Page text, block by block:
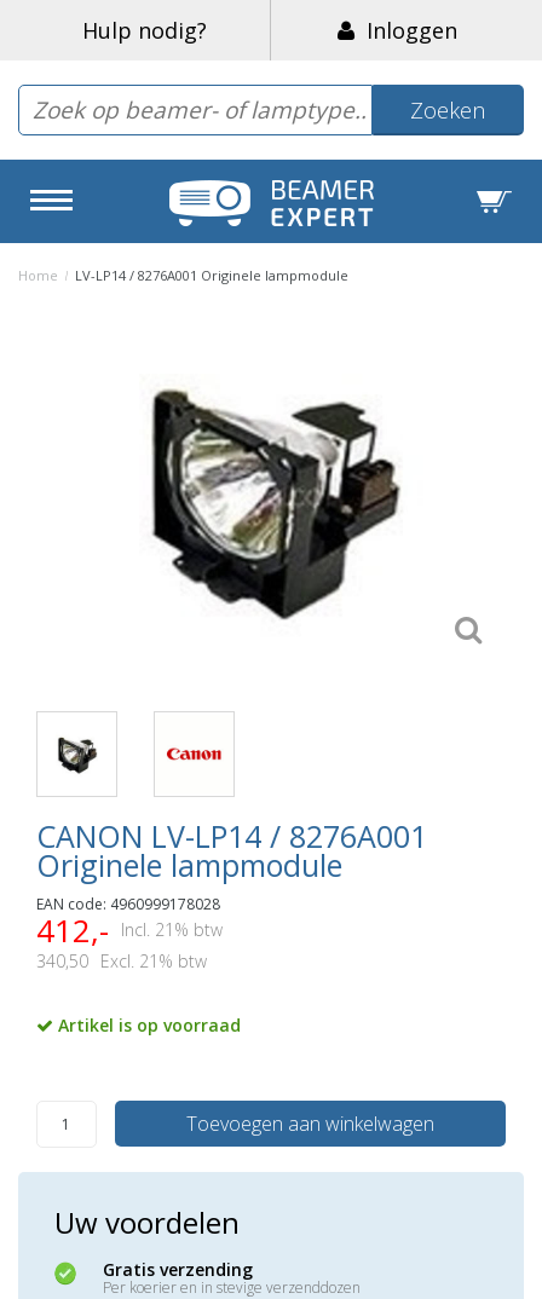
Hulp nodig? Inloggen
Zoeken
Home / LV-LP14 / 8276A001 Originele lampmodule
CANON LV-LP14 / 8276A001
Originele lampmodule
EAN code: 4960999178028
412,-
Incl. 21% btw
340,50 Excl. 21% btw
Artikel is op voorraad
Toevoegen aan winkelwagen
Uw voordelen
Gratis verzending
Per koerier en in stevige verzenddozen